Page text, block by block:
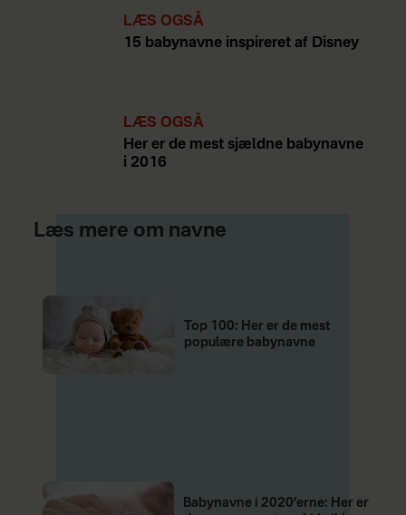
LÆS OGSÅ
15 babynavne inspireret af Disney
LÆS OGSÅ
Her er de mest sjældne babynavne
i 2016
Læs mere om navne
Top 100: Her er de mest
populære babynavne
Babynavne i 2020’erne: Her er